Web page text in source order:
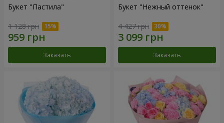
Букет "Пастила"
1 128 грн
Заказать
Букет "Нежный оттенок"
4 427 грн
Заказать